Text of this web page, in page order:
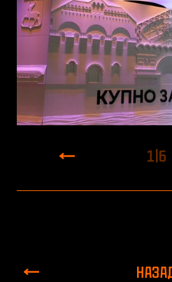
1 6